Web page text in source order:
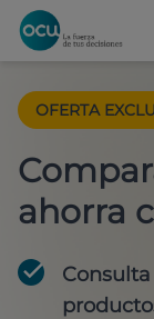
OFERTA
ahorra